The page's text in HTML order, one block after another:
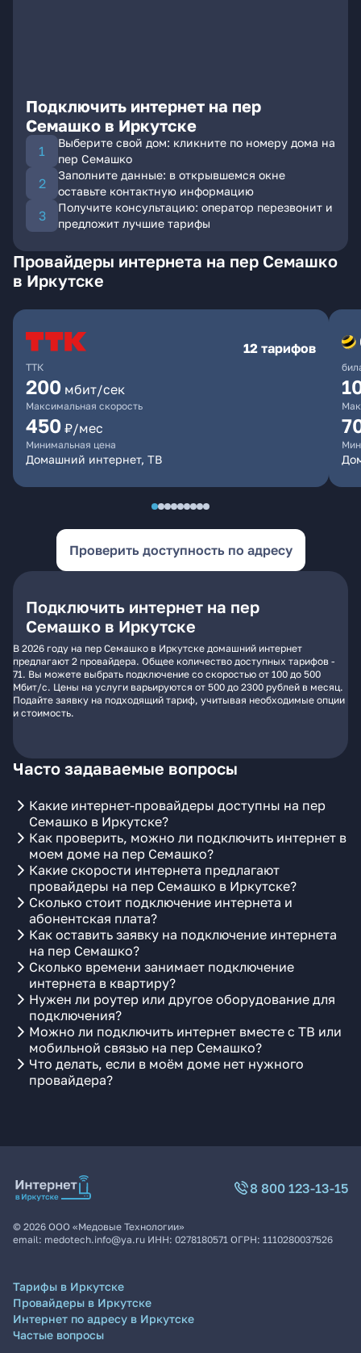
Подключить интернет на пер
Семашко в Иркутске
Выберите свой дом: кликните по номеру дома на
пер Семашко
Заполните данные: в открывшемся окне
оставьте контактную информацию
Получите консультацию: оператор перезвонит и
предложит лучшие тарифы
Провайдеры интернета на пер Семашко
в Иркутске
ТТК
12 тарифов
200 мбит/сек
Максимальная скорость
450 ₽/мес
Минимальная цена
Домашний интернет, ТВ
Проверить доступность по адресу
Подключить интернет на пер
Семашко в Иркутске
В 2026 году на пер Семашко в Иркутске домашний интернет
предлагают 2 провайдера. Общее количество доступных тарифов -
71. Вы можете выбрать подключение со скоростью от 100 до 500
Мбит/с. Цены на услуги варьируются от 500 до 2300 рублей в месяц.
Подайте заявку на подходящий тариф, учитывая необходимые опции
и стоимость.
Часто задаваемые вопросы
Какие интернет-провайдеры доступны на пер
Семашко в Иркутске?
Как проверить, можно ли подключить интернет в
моем доме на пер Семашко?
Какие скорости интернета предлагают
провайдеры на пер Семашко в Иркутске?
Сколько стоит подключение интернета и
абонентская плата?
Как оставить заявку на подключение интернета
на пер Семашко?
Сколько времени занимает подключение
интернета в квартиру?
Нужен ли роутер или другое оборудование для
подключения?
Можно ли подключить интернет вместе с ТВ или
мобильной связью на пер Семашко?
Что делать, если в моём доме нет нужного
провайдера?
8 800 123-13-15
© 2026 ООО «Медовые Технологии»
email: medotech.info@ya.ru ИНН: 0278180571 ОГРН: 1110280037526
Тарифы в Иркутске
Провайдеры в Иркутске
Интернет по адресу в Иркутске
Частые вопросы